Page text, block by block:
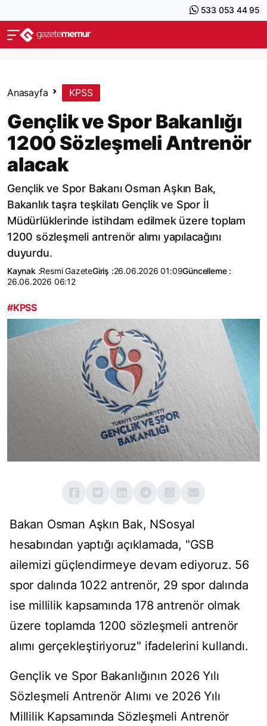
533 053 44 95
Anasayfa KPSS
Gençlik ve Spor Bakanlığı
1200 Sözleşmeli Antrenör
alacak
Gençlik ve Spor Bakanı Osman Aşkın Bak,
Bakanlık taşra teşkilatı Gençlik ve Spor İl
Müdürlüklerinde istihdam edilmek üzere toplam
1200 sözleşmeli antrenör alımı yapılacağını
duyurdu.
Kaynak :Resmi GazeteGiriş :26.06.2026 01:09Güncelleme :
26.06.2026 06:12
#KPSS
Bakan Osman Aşkın Bak, NSosyal
hesabından yaptığı açıklamada, "GSB
ailemizi güçlendirmeye devam ediyoruz. 56
spor dalında 1022 antrenör, 29 spor dalında
ise millilik kapsamında 178 antrenör olmak
üzere toplamda 1200 sözleşmeli antrenör
alımı gerçekleştiriyoruz" ifadelerini kullandı.
Gençlik ve Spor Bakanlığının 2026 Yılı
Sözleşmeli Antrenör Alımı ve 2026 Yılı
Millilik Kapsamında Sözleşmeli Antrenör